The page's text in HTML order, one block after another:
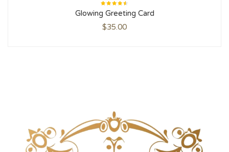
Rated
4.50out
Glowing Greeting Card
$35.00